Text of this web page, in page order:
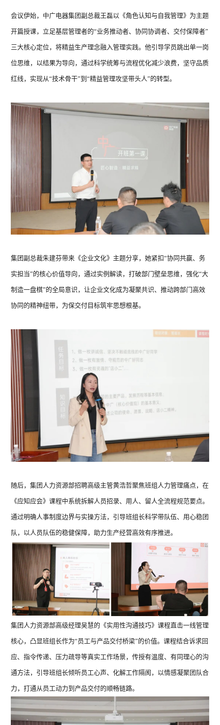
暖洋洋系列 ZGR-
16ⅠBDBPG6H
暖洋
暖洋洋系列 ZGR-
请选择您要搜索的类别
搜索
搜索结果
会议伊始，中广电器集团副总裁王磊以《角色认知与自我管理》为主题
开篇授课，立足基层管理者的“业务推动者、协同协调者、交付保障者”
三大核心定位，将精益生产理念融入管理实践。他引导学员跳出单一岗
位思维，以结果为导向，通过科学统筹与流程优化减少浪费，坚守品质
红线，实现从“技术骨干”到“精益管理攻坚带头人”的转型。
集团副总裁朱建芬带来《企业文化》主题分享，她紧扣“协同共赢、务
实担当”的核心价值导向，通过实例解读，打破部门壁垒思维，强化“大
制造一盘棋”的全局意识，让企业文化成为凝聚共识、推动跨部门高效
协同的精神纽带，为保交付目标筑牢思想根基。
随后，集团人力资源部招聘高级主管黄浩哲聚焦班组人力管理痛点，在
《应知应会》课程中系统拆解人员招录、用人、留人全流程规范要点。
通过明确人事制度边界与实操方法，引导班组长科学带队伍、用心稳团
队，以人员队伍的稳健保障，助力生产经营高效有序推进。
集团人力资源部高级经理吴慧的《实用性沟通技巧》课程直击一线管理
核心，凸显班组长作为“员工与产品交付桥梁”的价值。课程结合诉求回
应、指令传递、压力疏导等真实工作场景，传授有温度、有同理心的沟
通方法，引导班组长倾听员工心声、化解工作隔阂，以情感凝聚团队合
力，打通从员工动力到产品交付的顺畅链路。